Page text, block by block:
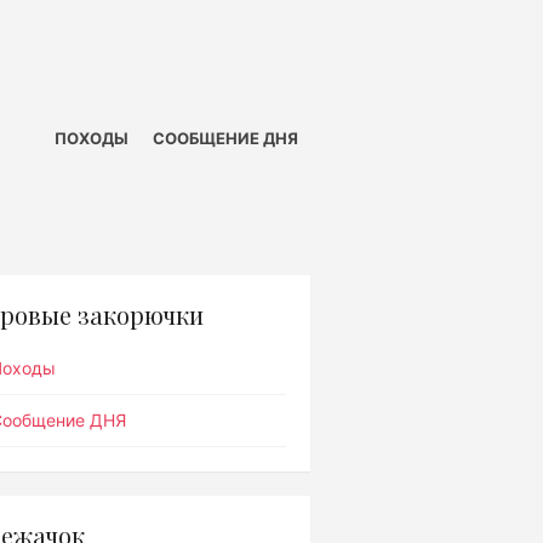
ПОХОДЫ СООБЩЕНИЕ ДНЯ
закорючки
ДНЯ